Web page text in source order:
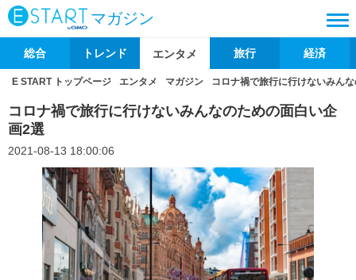
マガジン
総合 トレンド エンタメ 旅行 経済
E START トップページ エンタメ マガジン コロナ禍で旅行に行けないみん
コロナ禍で旅行に行けないみんなのための面白い企
画2選
2021-08-13 18:00:06